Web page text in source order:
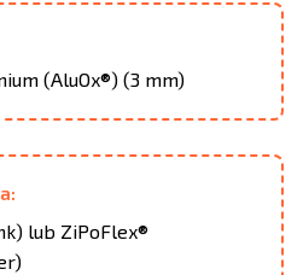
(AluOx®) (3 mm)
lub ZiPoFlex®